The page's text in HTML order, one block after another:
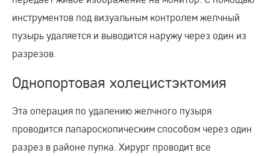
инструментов под визуальным контролем желчный
пузырь удаляется и выводится наружу через один из
разрезов.
Однопортовая холецистэктомия
Эта операция по удалению желчного пузыря
проводится лапароскопическим способом через один
разрез в районе пупка. Хирург проводит все